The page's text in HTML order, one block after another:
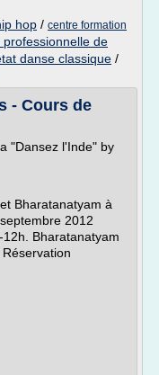
hop / centre formation
de
danse classique /
- Cours de
"Dansez l'Inde" by
Bharatanatyam à
2012
Bharatanatyam